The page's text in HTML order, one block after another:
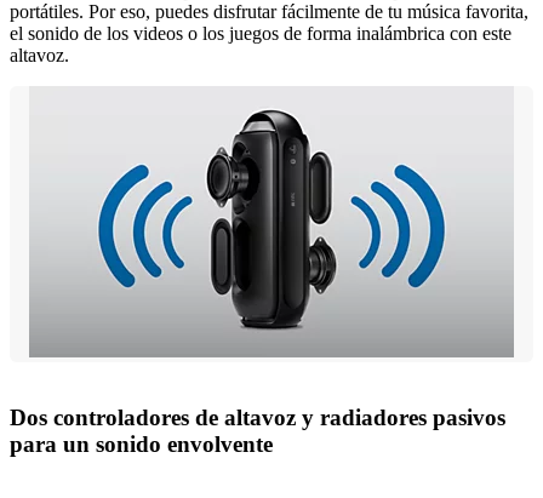
portátiles. Por eso, puedes disfrutar fácilmente de tu música favorita,
el sonido de los videos o los juegos de forma inalámbrica con este
altavoz.
Dos controladores de altavoz y radiadores pasivos
para un sonido envolvente